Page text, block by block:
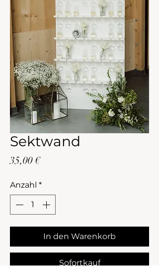
Sektwand
35,00 €Preis
Anzahl *
In den Warenkorb
Sofortkauf